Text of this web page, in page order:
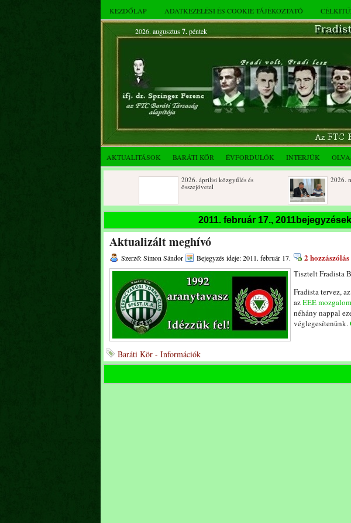
KEZDŐLAP ADATKEZELÉSI ÉS COOKIE TÁJÉKOZTATÓ
2026. augusztus 7.péntek
AKTUALITÁSOK BARÁTI KÖR ÉVFORDULÓK INTERJÚK
2026. áprilisi közgyűlés és
összejövetel
2026.
Születésnapi koszorúzások
Rendkívüli
novemberi
Az FTC Baráti Kör 2025. októberi
összejövetel
2011. február 17.,
Aktualizált meghívó
Szerző: Simon Sándor Bejegyzés ideje: 2011. február 17. 2 hozzászólás
Tisztelt Fradista
Fradista tervez,
azEEE mozgalom
néhány nappal
véglegesítenünk.
Baráti Kör - Információk